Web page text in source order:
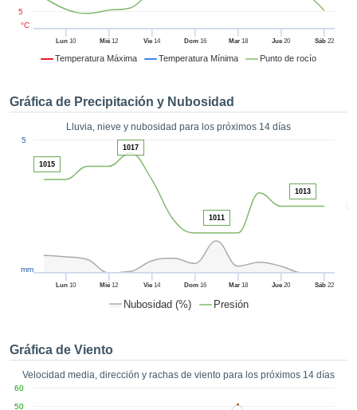
digital
basada
nuestra
sin coste.
así como
un perfil
para
ACEPTAR
Temperatura Máxima Temperatura Mínima Punto de rocío
Lun 10 Mié 12 Vie 14 Dom16 Mar18 Jue 20 Sáb22
5
°C
Gráfica de Precipitación y Nubosidad
Lluvia, nieve y nubosidad para los próximos 14 días
Nubosidad (%) Presión
50
Lun 10 Mié 12 Vie 14 Dom16 Mar18 Jue 20 Sáb22
5
mm
1015
1017
1011
1013
Gráfica de Viento
Velocidad media, dirección y rachas de viento para los próximos 14 días
50
60